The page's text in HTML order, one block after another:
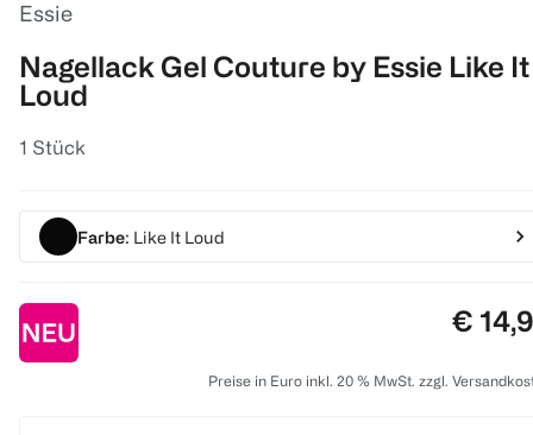
Essie
Nagellack Gel Couture by Essie Like It
Loud
1 Stück
Farbe: Like It Loud
Preis:
€
Preise in Euro inkl. 20 % MwSt. zzgl.